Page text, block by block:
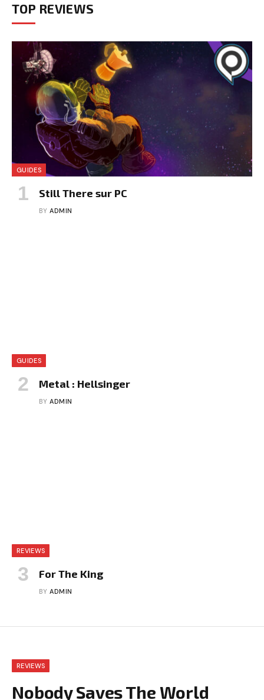
TOP REVIEWS
GUIDES
Still There sur PC
BY ADMIN
GUIDES
Metal : Hellsinger
BY ADMIN
REVIEWS
For The King
BY ADMIN
REVIEWS
Nobody Saves The World